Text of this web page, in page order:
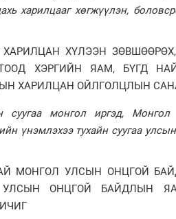
харилцааг хөгжүүлэн,
ХҮЛЭЭН
ХЭРГИЙН ЯАМ, БҮГД
ХАРИЛЦАН ОЙЛГОЛЦЛЫН
суугаа монгол иргэд,
үнэмлэхээ тухайн суугаа
МОНГОЛ УЛСЫН ОНЦГОЙ
УЛСЫН ОНЦГОЙ БАЙДЛЫН